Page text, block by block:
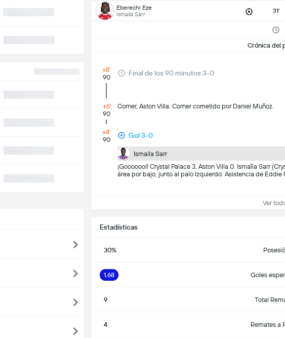
Eberechi Eze
Ismaila Sarr 31'
Crónica del
+8'
90
Final de los 90 minutos 3-0
+6'
90
Corner, Aston Villa. Corner cometido por Daniel Muñoz.
+4'
90
Gol 3-0
Ismaila Sarr
¡Gooooool! Crystal Palace 3, Aston Villa 0. Ismaïla Sarr
área por bajo, junto al palo izquierdo. Asistencia de Eddie
Ver
Estadísticas
30%
1.68 Goles
9 Total
4 Remates a